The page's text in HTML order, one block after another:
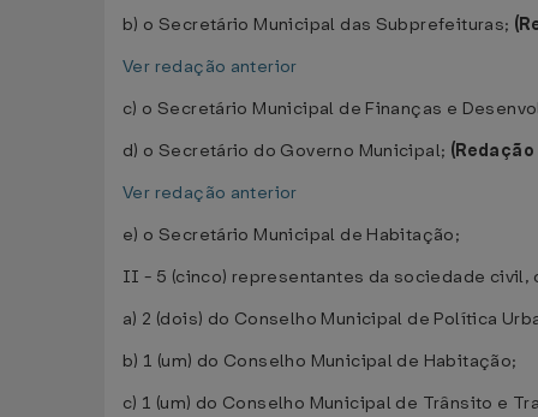
b) o Secretário Municipal das Subprefeituras;
Ver redação anterior
c) o Secretário Municipal de Finanças e
d) o Secretário do Governo Municipal;
Ver redação anterior
e) o Secretário Municipal de Habitação;
II - 5 (cinco) representantes da sociedade
a) 2 (dois) do Conselho Municipal de Política
b) 1 (um) do Conselho Municipal de Habitação;
c) 1 (um) do Conselho Municipal de Trânsito e